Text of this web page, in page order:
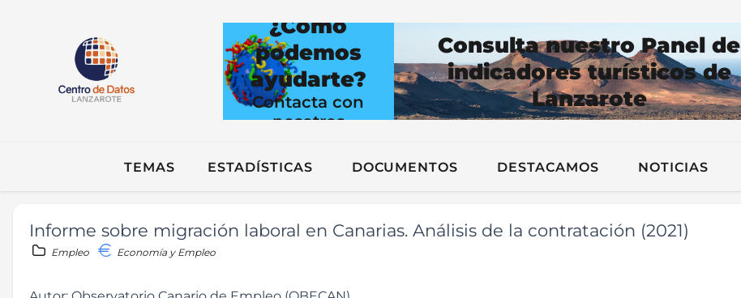
¿Cómo
podemos
ayudarte?
Contacta con
nosotros
Consulta nuestro Panel de
indicadores turísticos de
Lanzarote
TEMAS ESTADÍSTICAS DOCUMENTOS DESTACAMOS NOTICIAS
Informe sobre migración laboral en Canarias. Análisis de la contratación (2021)
Empleo Economía y Empleo